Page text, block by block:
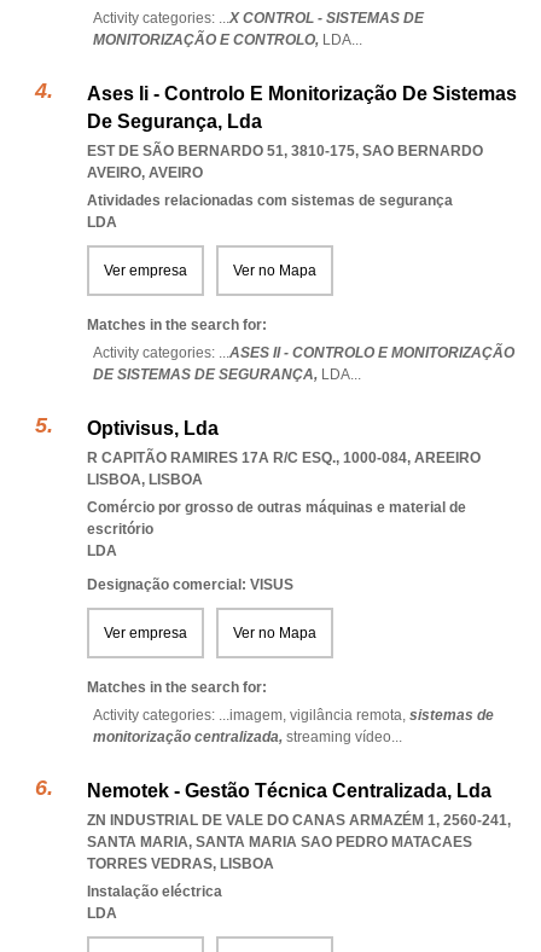
Activity categories: ...X CONTROL - SISTEMAS DE
MONITORIZAÇÃO E CONTROLO, LDA...
Ases Ii - Controlo E Monitorização De Sistemas
De Segurança, Lda
EST DE SÃO BERNARDO 51, 3810-175, SAO BERNARDO
AVEIRO, AVEIRO
Atividades relacionadas com sistemas de segurança
LDA
Ver empresa Ver no Mapa
Matches in the search for:
Activity categories: ...ASES II - CONTROLO E MONITORIZAÇÃO
DE SISTEMAS DE SEGURANÇA, LDA...
Optivisus, Lda
R CAPITÃO RAMIRES 17A R/C ESQ., 1000-084, AREEIRO
LISBOA, LISBOA
Comércio por grosso de outras máquinas e material de
escritório
LDA
Designação comercial: VISUS
Ver empresa Ver no Mapa
Matches in the search for:
Activity categories: ...imagem, vigilância remota, sistemas de
monitorização centralizada, streaming vídeo...
Nemotek - Gestão Técnica Centralizada, Lda
ZN INDUSTRIAL DE VALE DO CANAS ARMAZÉM 1, 2560-241,
SANTA MARIA, SANTA MARIA SAO PEDRO MATACAES
TORRES VEDRAS, LISBOA
Instalação eléctrica
LDA